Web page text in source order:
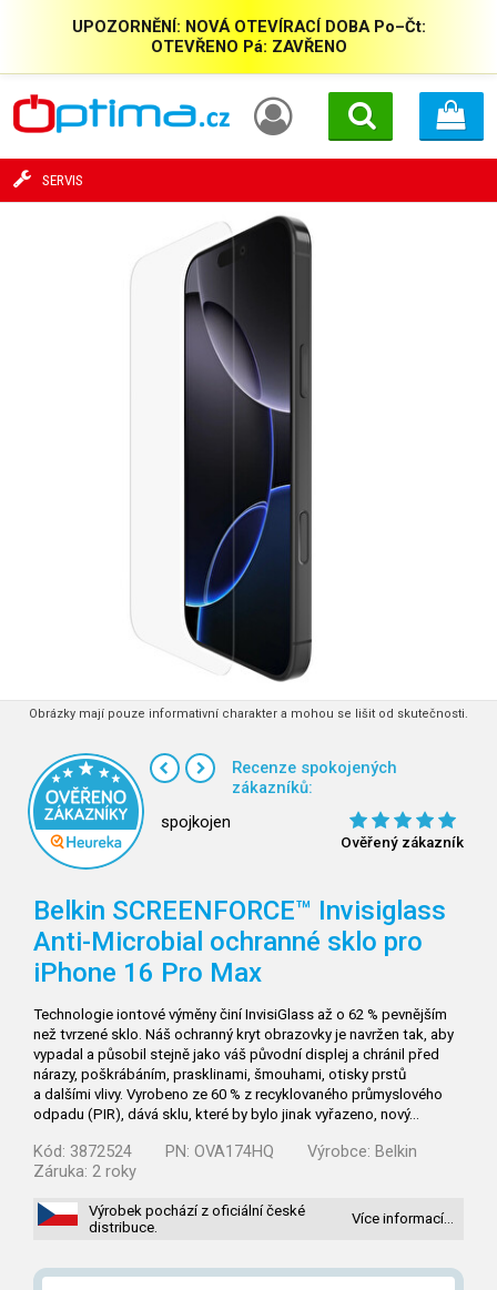
UPOZORNĚNÍ: NOVÁ OTEVÍRACÍ DOBA Po–Čt:
OTEVŘENO Pá: ZAVŘENO
SERVIS
Obrázky mají pouze informativní charakter a mohou se lišit od skutečnosti.
Recenze spokojených
zákazníků:
spojkojen
Ověřený zákazník
Belkin SCREENFORCE™ Invisiglass
Anti-Microbial ochranné sklo pro
iPhone 16 Pro Max
Technologie iontové výměny činí InvisiGlass až o 62 % pevnějším
než tvrzené sklo. Náš ochranný kryt obrazovky je navržen tak, aby
vypadal a působil stejně jako váš původní displej a chránil před
nárazy, poškrábáním, prasklinami, šmouhami, otisky prstů
a dalšími vlivy. Vyrobeno ze 60 % z recyklovaného průmyslového
odpadu (PIR), dává sklu, které by bylo jinak vyřazeno, nový…
Kód: 3872524 PN: OVA174HQ Výrobce: Belkin
Záruka: 2 roky
Výrobek pochází z oficiální české
distribuce.
Více informací…